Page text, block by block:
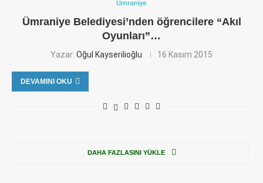
Ümraniye
Ümraniye Belediyesi’nden öğrencilere “Akıl
Oyunları”…
Yazar: Oğul Kayserilioğlu 16 Kasım 2015
DEVAMINI OKU
DAHA FAZLASINI YÜKLE